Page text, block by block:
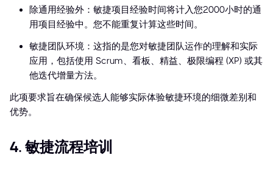
除通用经验外：敏捷项目经验时间将计入您2000小时的通
用项目经验中。您不能重复计算这些时间。
敏捷团队环境：这指的是您对敏捷团队运作的理解和实际
应用，包括使用 Scrum、看板、精益、极限编程 (XP) 或其
他迭代增量方法。
此项要求旨在确保候选人能够实际体验敏捷环境的细微差别和
优势。
4. 敏捷流程培训